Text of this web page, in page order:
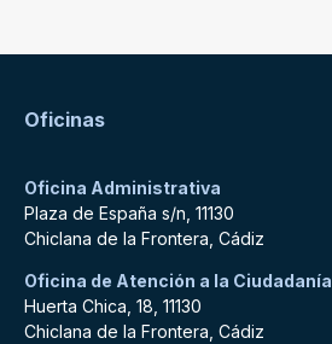
Oficinas
Oficina Administrativa
Plaza de España s/n, 11130
Chiclana de la Frontera, Cádiz
Oficina de Atención a la Ciudadanía
Huerta Chica, 18, 11130
Chiclana de la Frontera, Cádiz